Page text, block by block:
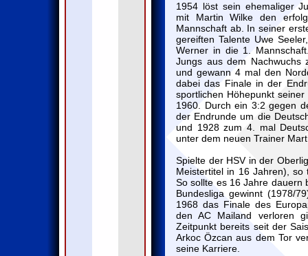
1954 löst sein ehemaliger
mit Martin Wilke den
Mannschaft ab. In seiner
gereiften Talente Uwe
Werner in die 1.
Jungs aus dem Nachwuchs
und gewann 4 mal den
dabei das Finale in der
sportlichen Höhepunkt
1960. Durch ein 3:2 gegen
der Endrunde um die
und 1928 zum 4. mal
unter dem neuen Trainer
Spielte der HSV in der
Meistertitel in 16 Jahren),
So sollte es 16 Jahre dauern
Bundesliga gewinnt (1978/
1968 das Finale des
den AC Mailand verloren
Zeitpunkt bereits seit der
Arkoc Özcan aus dem Tor
seine Karriere.